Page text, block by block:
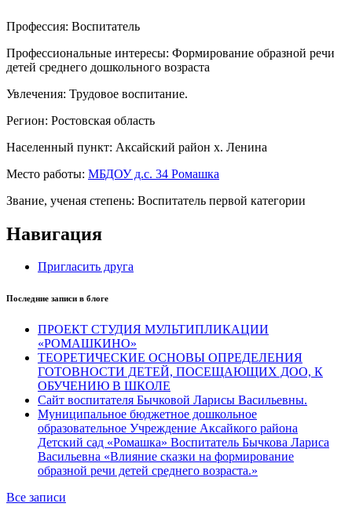
Профессия: Воспитатель
Профессиональные интересы: Формирование образной речи
детей среднего дошкольного возраста
Увлечения: Трудовое воспитание.
Регион: Ростовская область
Населенный пункт: Аксайский район х. Ленина
Место работы: МБДОУ д.с. 34 Ромашка
Звание, ученая степень: Воспитатель первой категории
Навигация
Пригласить друга
Последние записи в блоге
ПРОЕКТ СТУДИЯ МУЛЬТИПЛИКАЦИИ
«РОМАШКИНО»
ТЕОРЕТИЧЕСКИЕ ОСНОВЫ ОПРЕДЕЛЕНИЯ
ГОТОВНОСТИ ДЕТЕЙ, ПОСЕЩАЮЩИХ ДОО, К
ОБУЧЕНИЮ В ШКОЛЕ
Сайт воспитателя Бычковой Ларисы Васильевны.
Муниципальное бюджетное дошкольное
образовательное Учреждение Аксайкого района
Детский сад «Ромашка» Воспитатель Бычкова Лариса
Васильевна «Влияние сказки на формирование
образной речи детей среднего возраста.»
Все записи